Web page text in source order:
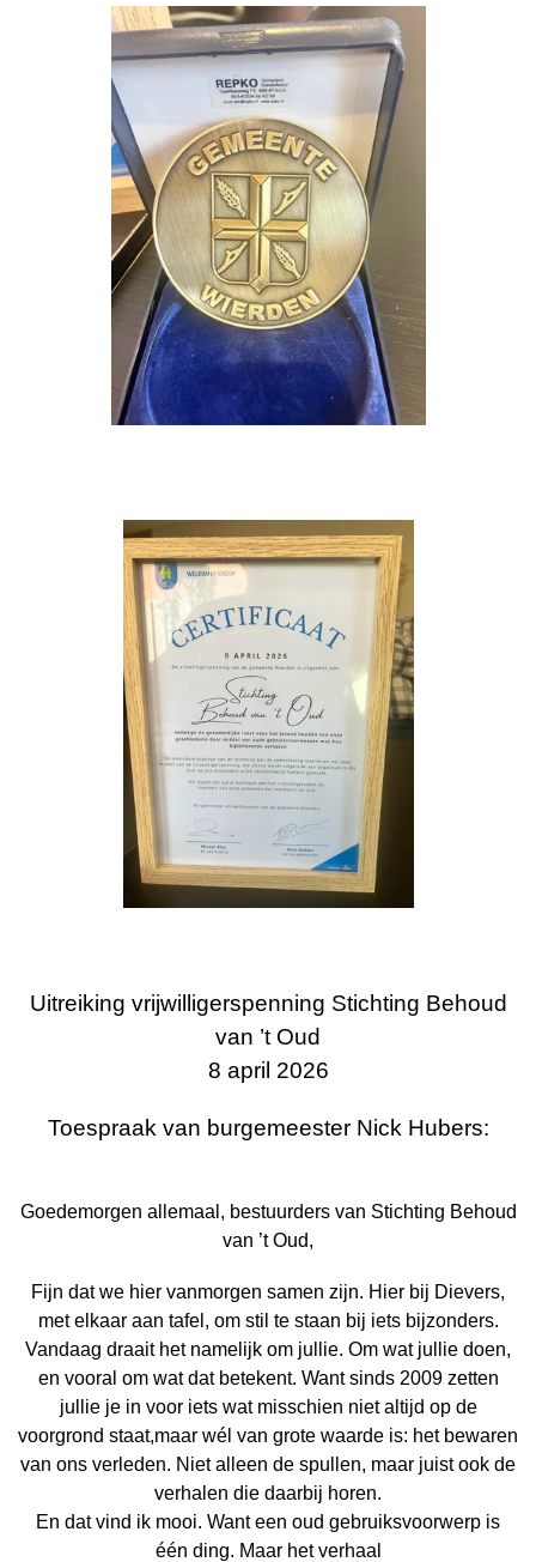
Uitreiking vrijwilligerspenning Stichting Behoud
van ’t Oud
8 april 2026
Toespraak van burgemeester Nick Hubers:
Goedemorgen allemaal, bestuurders van Stichting Behoud
van ’t Oud,
Fijn dat we hier vanmorgen samen zijn. Hier bij Dievers,
met elkaar aan tafel, om stil te staan bij iets bijzonders.
Vandaag draait het namelijk om jullie. Om wat jullie doen,
en vooral om wat dat betekent. Want sinds 2009 zetten
jullie je in voor iets wat misschien niet altijd op de
voorgrond staat,maar wél van grote waarde is: het bewaren
van ons verleden. Niet alleen de spullen, maar juist ook de
verhalen die daarbij horen.
En dat vind ik mooi. Want een oud gebruiksvoorwerp is
één ding. Maar het verhaal